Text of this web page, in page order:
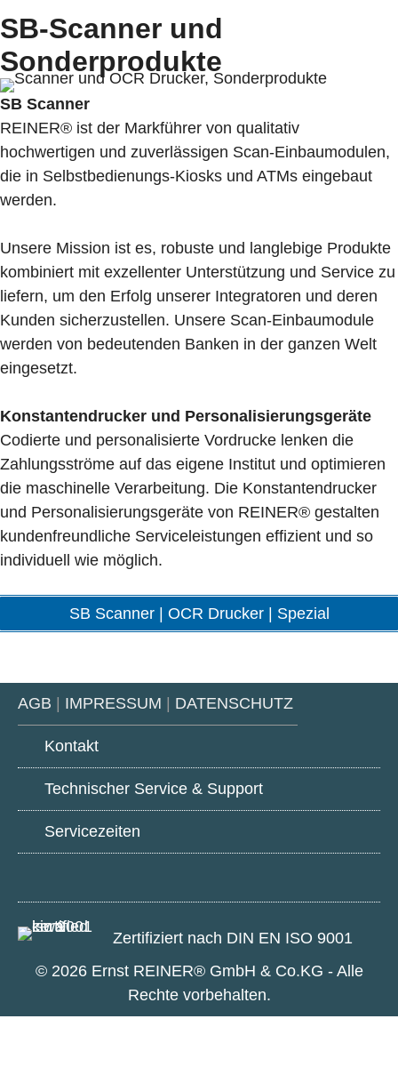
SB-Scanner und
Sonderprodukte
SB Scanner
REINER® ist der Markführer von qualitativ
hochwertigen und zuverlässigen Scan-Einbaumodulen,
die in Selbstbedienungs-Kiosks und ATMs eingebaut
werden.
Unsere Mission ist es, robuste und langlebige Produkte
kombiniert mit exzellenter Unterstützung und Service zu
liefern, um den Erfolg unserer Integratoren und deren
Kunden sicherzustellen. Unsere Scan-Einbaumodule
werden von bedeutenden Banken in der ganzen Welt
eingesetzt.
Konstantendrucker und Personalisierungsgeräte
Codierte und personalisierte Vordrucke lenken die
Zahlungsströme auf das eigene Institut und optimieren
die maschinelle Verarbeitung. Die Konstantendrucker
und Personalisierungsgeräte von REINER® gestalten
kundenfreundliche Serviceleistungen effizient und so
individuell wie möglich.
SB Scanner | OCR Drucker | Spezial
AGB IMPRESSUM DATENSCHUTZ
Kontakt
Technischer Service & Support
Servicezeiten
Play
Zertifiziert nach DIN EN ISO 9001
© 2026 Ernst REINER® GmbH & Co.KG - Alle
Rechte vorbehalten.